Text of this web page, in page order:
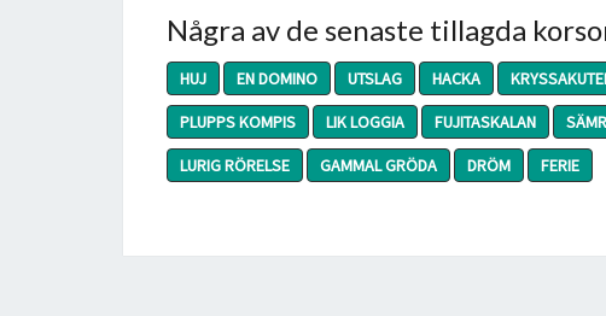
Några av de senaste tillagda
HUJ EN DOMINO UTSLAG HACKA
PLUPPS KOMPIS
LIK LOGGIA FUJITASKALAN
LURIG RÖRELSE
GAMMAL GRÖDA DRÖM FERIE